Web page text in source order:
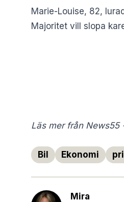
Marie-Louise, 82,
Majoritet vill slopa
Läs mer från
Bil Ekonomi
Mira